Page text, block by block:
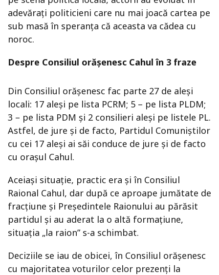
adevăraţi politicieni care nu mai joacă cartea pe
sub masă în speranţa că aceasta va cădea cu
noroc.
Despre Consiliul orăşenesc Cahul în 3 fraze
Din Consiliul orăşenesc fac parte 27 de aleşi
locali: 17 aleşi pe lista PCRM; 5 – pe lista PLDM;
3 – pe lista PDM şi 2 consilieri aleşi pe listele PL.
Astfel, de jure şi de facto, Partidul Comuniştilor
cu cei 17 aleşi ai săi conduce de jure şi de facto
cu oraşul Cahul.
Aceiaşi situaţie, practic era şi în Consiliul
Raional Cahul, dar după ce aproape jumătate de
fracţiune şi Preşedintele Raionului au părăsit
partidul şi au aderat la o altă formaţiune,
situaţia „la raion” s-a schimbat.
Deciziile se iau de obicei, în Consiliul orăşenesc
cu majoritatea voturilor celor prezenţi la